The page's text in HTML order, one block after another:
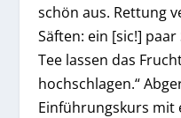
schön aus. Rettung
Säften: ein [sic!]
Tee lassen das
hochschlagen.“
Einführungskurs mit